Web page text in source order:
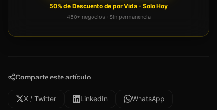
50% de Descuento de por Vida - Solo Hoy
450+ negocios · Sin permanencia
Comparte este artículo
X / Twitter LinkedIn WhatsApp